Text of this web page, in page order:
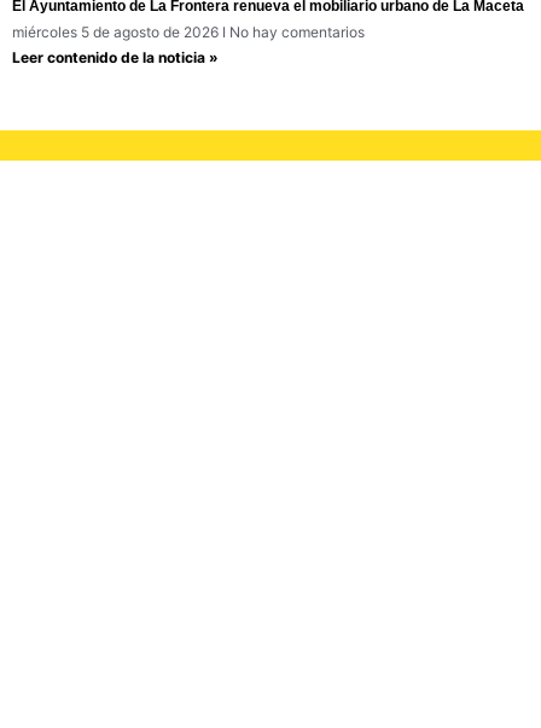
El Ayuntamiento de La Frontera renueva el mobiliario urbano de La Maceta
miércoles 5 de agosto de 2026
No hay comentarios
Leer contenido de la noticia »